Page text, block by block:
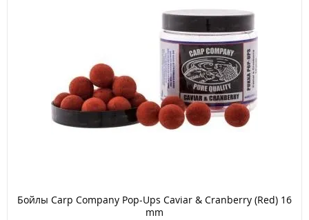
Бойлы Carp Company Pop-Ups Caviar & Cranberry (Red) 16
mm